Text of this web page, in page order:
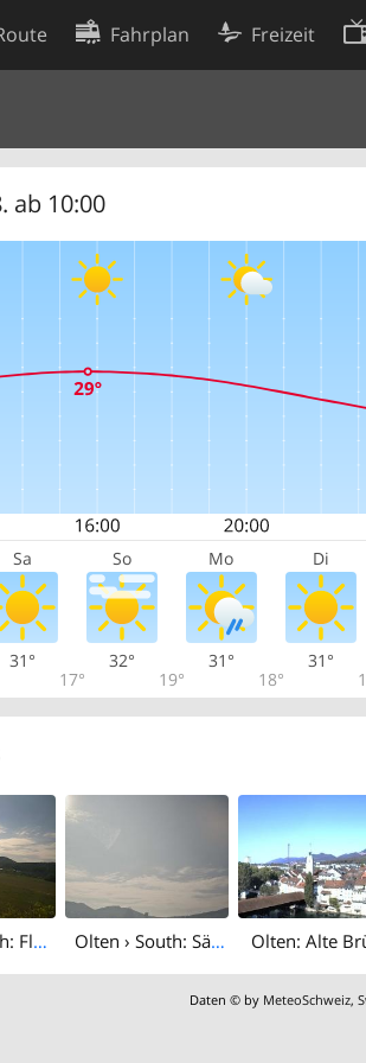
Fahrplan Freizeit
ab 10:00
Sa So Mo Di
31°
17°
32°
19°
31°
18°
31°
Olten › South: Flugplatz Olten Olten › South: Sälischlössli - Ruine alt Wartburg Olten: Alte
Daten © by MeteoSchweiz,
Cookie-Einstellungen